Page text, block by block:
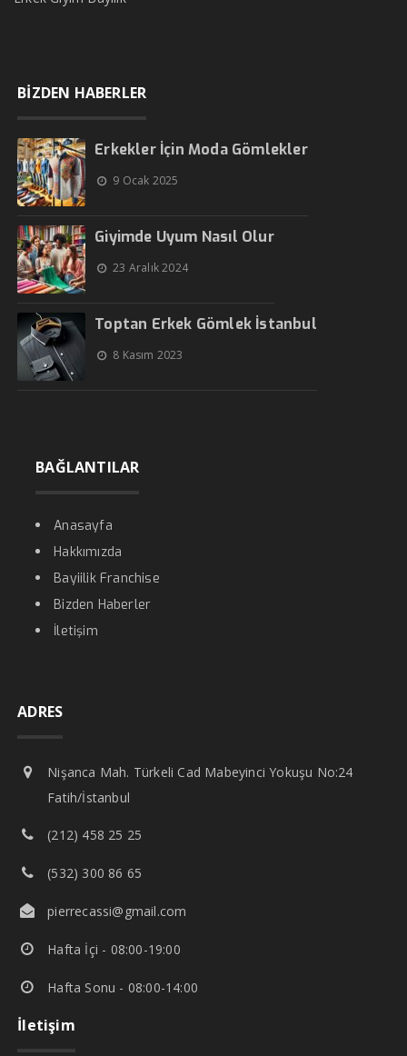
BİZDEN HABERLER
Erkekler İçin Moda Gömlekler
9 Ocak 2025
Giyimde Uyum Nasıl Olur
23 Aralık 2024
Toptan Erkek Gömlek İstanbul
8 Kasım 2023
BAĞLANTILAR
Anasayfa
Hakkımızda
Bayiilik Franchise
Bizden Haberler
İletişim
ADRES
Nişanca Mah. Türkeli Cad Mabeyinci Yokuşu No:24
Fatih/İstanbul
(212) 458 25 25
(532) 300 86 65
pierrecassi@gmail.com
Hafta İçi - 08:00-19:00
Hafta Sonu - 08:00-14:00
İletişim